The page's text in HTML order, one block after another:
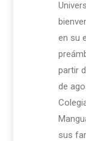
en su
partir
de
sus